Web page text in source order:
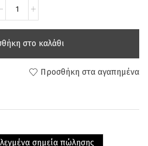
στο καλάθι
Προσθήκη στα αγαπημένα
σημεία πώλησης